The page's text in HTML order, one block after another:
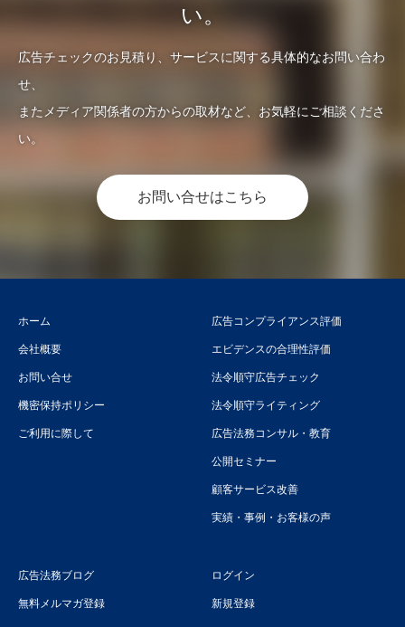
い。
広告チェックのお見積り、サービスに関する具体的なお問い合わ
せ、
またメディア関係者の方からの取材など、お気軽にご相談くださ
い。
お問い合せはこちら
ホーム
会社概要
お問い合せ
機密保持ポリシー
ご利用に際して
広告コンプライアンス評価
エビデンスの合理性評価
法令順守広告チェック
法令順守ライティング
広告法務コンサル・教育
公開セミナー
顧客サービス改善
実績・事例・お客様の声
広告法務ブログ
無料メルマガ登録
ログイン
新規登録